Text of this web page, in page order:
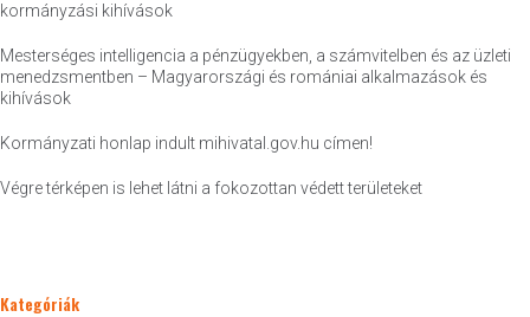
kormányzási kihívások
Mesterséges intelligencia a pénzügyekben, a számvitelben és az üzleti
menedzsmentben – Magyarországi és romániai alkalmazások és
kihívások
Kormányzati honlap indult mihivatal.gov.hu címen!
Végre térképen is lehet látni a fokozottan védett területeket
Kategóriák